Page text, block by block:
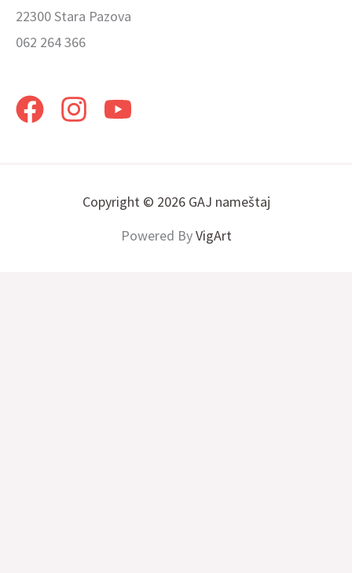
22300 Stara Pazova
062 264 366
Copyright © 2026 GAJ nameštaj
Powered ByVigArt